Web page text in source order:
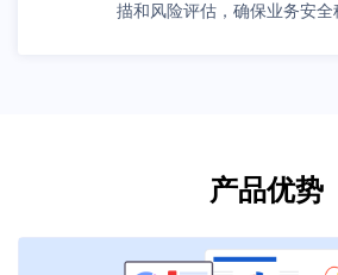
描和风险评估，确保业务安全
产品优势